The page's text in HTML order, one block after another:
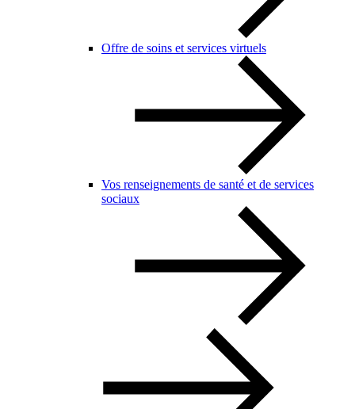
Offre de soins et services virtuels
Vos renseignements de santé et de services
sociaux